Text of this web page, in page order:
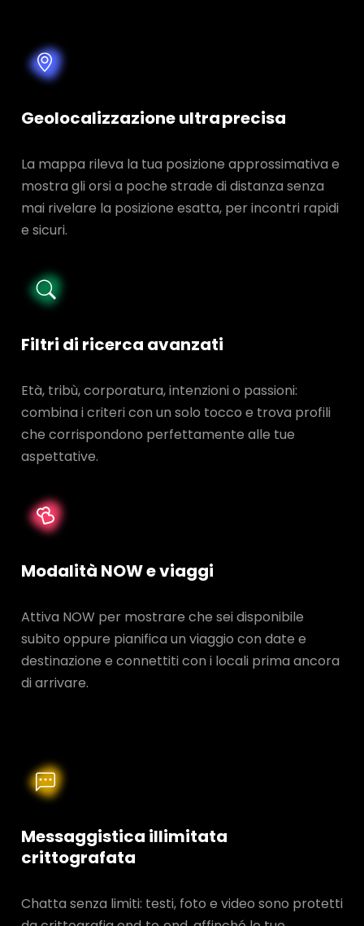
Geolocalizzazione ultra precisa
La mappa rileva la tua posizione approssimativa e
mostra gli orsi a poche strade di distanza senza
mai rivelare la posizione esatta, per incontri rapidi
e sicuri.
Filtri di ricerca avanzati
Età, tribù, corporatura, intenzioni o passioni:
combina i criteri con un solo tocco e trova profili
che corrispondono perfettamente alle tue
aspettative.
Modalità NOW e viaggi
Attiva NOW per mostrare che sei disponibile
subito oppure pianifica un viaggio con date e
destinazione e connettiti con i locali prima ancora
di arrivare.
Messaggistica illimitata
crittografata
Chatta senza limiti: testi, foto e video sono protetti